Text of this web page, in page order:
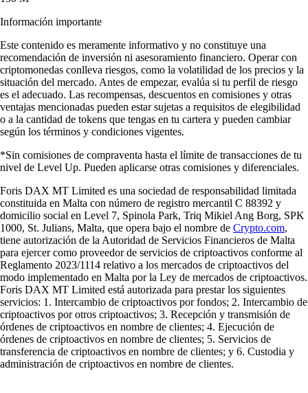
Información importante
Este contenido es meramente informativo y no constituye una
recomendación de inversión ni asesoramiento financiero. Operar con
criptomonedas conlleva riesgos, como la volatilidad de los precios y la
situación del mercado. Antes de empezar, evalúa si tu perfil de riesgo
es el adecuado. Las recompensas, descuentos en comisiones y otras
ventajas mencionadas pueden estar sujetas a requisitos de elegibilidad
o a la cantidad de tokens que tengas en tu cartera y pueden cambiar
según los términos y condiciones vigentes.
*Sin comisiones de compraventa hasta el límite de transacciones de tu
nivel de Level Up. Pueden aplicarse otras comisiones y diferenciales.
Foris DAX MT Limited es una sociedad de responsabilidad limitada
constituida en Malta con número de registro mercantil C 88392 y
domicilio social en Level 7, Spinola Park, Triq Mikiel Ang Borg, SPK
1000, St. Julians, Malta, que opera bajo el nombre de Crypto.com,
tiene autorización de la Autoridad de Servicios Financieros de Malta
para ejercer como proveedor de servicios de criptoactivos conforme al
Reglamento 2023/1114 relativo a los mercados de criptoactivos del
modo implementado en Malta por la Ley de mercados de criptoactivos.
Foris DAX MT Limited está autorizada para prestar los siguientes
servicios: 1. Intercambio de criptoactivos por fondos; 2. Intercambio de
criptoactivos por otros criptoactivos; 3. Recepción y transmisión de
órdenes de criptoactivos en nombre de clientes; 4. Ejecución de
órdenes de criptoactivos en nombre de clientes; 5. Servicios de
transferencia de criptoactivos en nombre de clientes; y 6. Custodia y
administración de criptoactivos en nombre de clientes.